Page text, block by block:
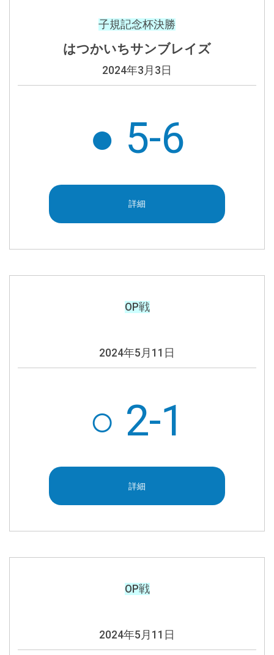
子規記念杯決勝
はつかいちサンブレイズ
2024年3月3日
● 5-6
詳細
OP戦
2024年5月11日
○ 2-1
詳細
OP戦
2024年5月11日